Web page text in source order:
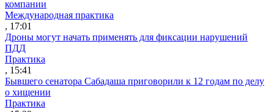
компании
Международная практика
, 17:01
Дроны могут начать применять для фиксации нарушений
ПДД
Практика
, 15:41
Бывшего сенатора Сабадаша приговорили к 12 годам по делу
о хищении
Практика